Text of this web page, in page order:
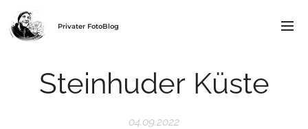
Privater FotoBlog
Steinhuder Küste
04.09.2022